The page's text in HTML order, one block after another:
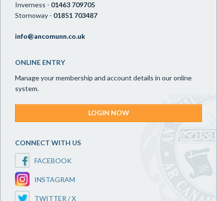
Inverness - 01463 709705
Stornoway - 01851 703487
info@ancomunn.co.uk
ONLINE ENTRY
Manage your membership and account details in our online
system.
LOGIN NOW
CONNECT WITH US
FACEBOOK
INSTAGRAM
TWITTER / X